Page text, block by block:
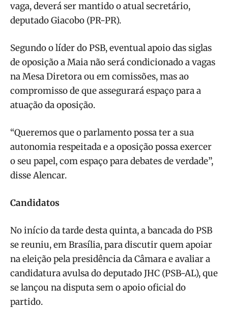
vaga, deverá ser mantido o atual secretário,
deputado Giacobo (PR-PR).
Segundo o líder do PSB, eventual apoio das siglas
de oposição a Maia não será condicionado a vagas
na Mesa Diretora ou em comissões, mas ao
compromisso de que assegurará espaço para a
atuação da oposição.
“Queremos que o parlamento possa ter a sua
autonomia respeitada e a oposição possa exercer
o seu papel, com espaço para debates de verdade”,
disse Alencar.
Candidatos
No início da tarde desta quinta, a bancada do PSB
se reuniu, em Brasília, para discutir quem apoiar
na eleição pela presidência da Câmara e avaliar a
candidatura avulsa do deputado JHC (PSB-AL), que
se lançou na disputa sem o apoio oficial do
partido.